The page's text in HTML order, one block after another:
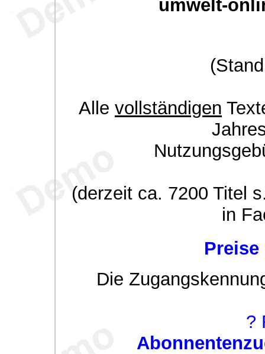
umwelt-
Alle vollständigen
(derzeit ca. 7200 Titel
in
Die
?